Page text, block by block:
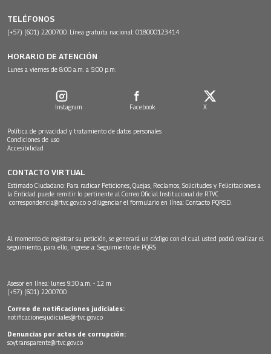
TELÉFONOS
(+57) (601) 2200700. Línea gratuita nacional: 018000123414
HORARIO DE ATENCIÓN
Lunes a viernes de 8:00 a.m. a 5:00 p.m.
Instagram Facebook X
Política de privacidad y tratamiento de datos personales
Condiciones de uso
Accesibilidad
CONTACTO VIRTUAL
Estimado Ciudadano: Para radicar Peticiones, Quejas, Reclamos, Solicitudes y Felicitaciones a
la Entidad puede remitir lo pertinente al Correo Oficial Institucional de RTVC
correspondencia@rtvc.gov.co o diligenciar el formulario en línea: Contacto PQRSD.
Al momento de registrar su petición, se generará un código con el cual usted podrá realizar el
seguimiento, para ello, ingrese a: Seguimiento de PQRS
Asesor en línea: lunes 9:30 a.m. - 12 m
(+57) (601) 2200700
Correo de notificaciones judiciales:
notificacionesjudiciales@rtvc.gov.co
Denuncias por actos de corrupción:
soytransparente@rtvc.gov.co